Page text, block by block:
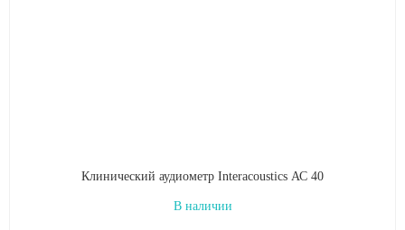
Клинический аудиометр Interacoustics АС 40
В наличии